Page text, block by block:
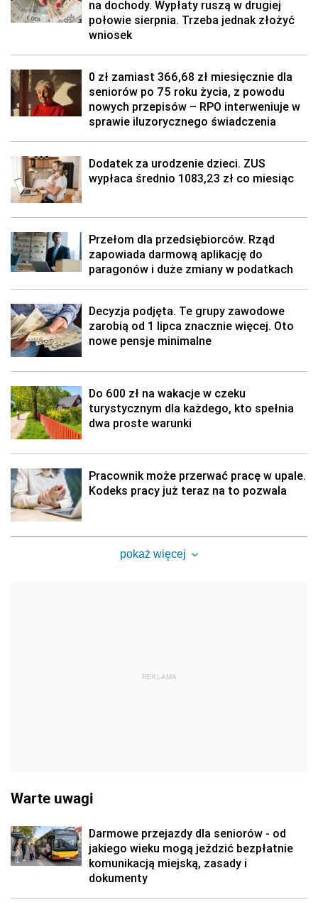
na dochody. Wypłaty ruszą w drugiej
połowie sierpnia. Trzeba jednak złożyć
wniosek
0 zł zamiast 366,68 zł miesięcznie dla
seniorów po 75 roku życia, z powodu
nowych przepisów – RPO interweniuje w
sprawie iluzorycznego świadczenia
Dodatek za urodzenie dzieci. ZUS
wypłaca średnio 1083,23 zł co miesiąc
Przełom dla przedsiębiorców. Rząd
zapowiada darmową aplikację do
paragonów i duże zmiany w podatkach
Decyzja podjęta. Te grupy zawodowe
zarobią od 1 lipca znacznie więcej. Oto
nowe pensje minimalne
Do 600 zł na wakacje w czeku
turystycznym dla każdego, kto spełnia
dwa proste warunki
Pracownik może przerwać pracę w upale.
Kodeks pracy już teraz na to pozwala
pokaż więcej
REKLAMA
Warte uwagi
Darmowe przejazdy dla seniorów - od
jakiego wieku mogą jeździć bezpłatnie
komunikacją miejską, zasady i
dokumenty